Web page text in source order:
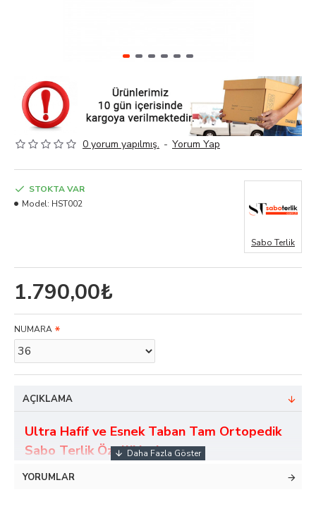
0 yorum yapılmış. - Yorum Yap
1.790,00₺
STOKTA VAR
Model: HST002
Sabo Terlik
NUMARA
AÇIKLAMA
Ultra Hafif ve Esnek Taban Tam Ortopedik
Sabo Terlik Özellikleri
*Hava almasını sağlayan özel yüzeyi sayesinde
YORUMLAR